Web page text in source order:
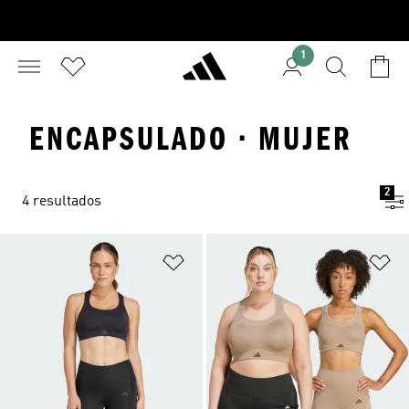
1
ENCAPSULADO · MUJER
4 resultados
2
Añadir a la lista de deseos